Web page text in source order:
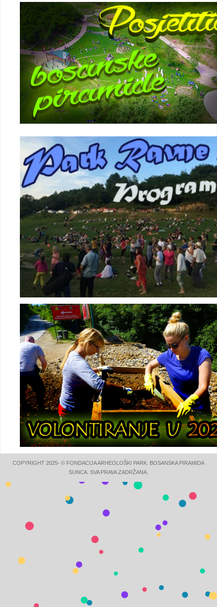
COPYRIGHT 2025- © FONDACIJA ARHEOLOŠKI PARK: BOSANSKA PIRAMIDA
SUNCA. SVA PRAVA ZADRŽANA.